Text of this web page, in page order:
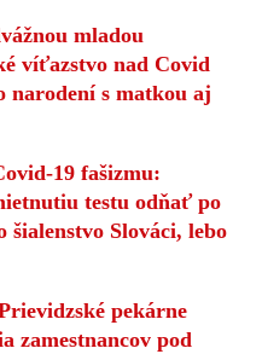
mladou
víťazstvo nad Covid
narodení s matkou aj
19 fašizmu:
testu odňať po
šialenstvo Slováci, lebo
pekárne
zamestnancov pod